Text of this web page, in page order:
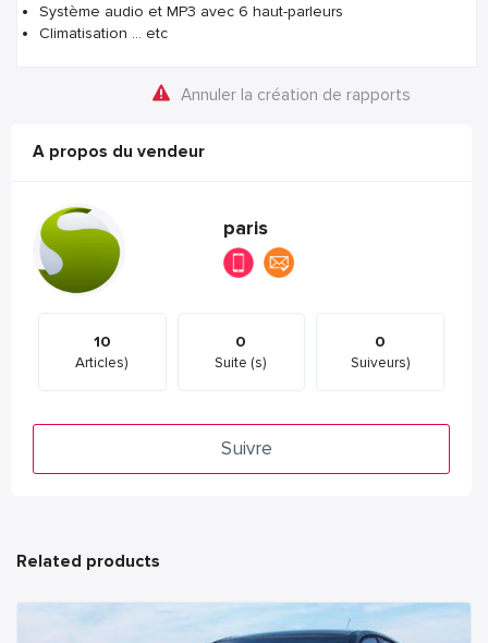
Système audio et MP3 avec 6 haut-parleurs
Climatisation ... etc
Annuler la création de rapports
A propos du vendeur
paris
10
Articles)
0
Suite (s)
0
Suiveurs)
Suivre
Related products